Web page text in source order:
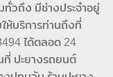
วถึง มีช่างประจำอยู่
ห้บริการท่านถึงที่
ได้ตลอด 24
ที่ ปะยางรถยนต์